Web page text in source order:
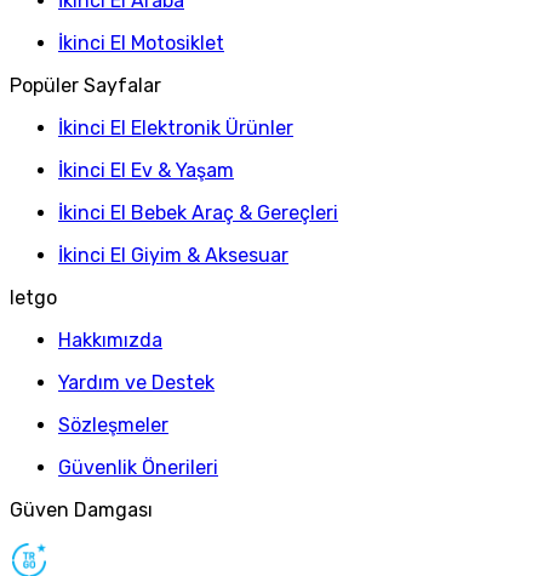
İkinci El Motosiklet
Popüler Sayfalar
İkinci El Elektronik Ürünler
İkinci El Ev & Yaşam
İkinci El Bebek Araç & Gereçleri
İkinci El Giyim & Aksesuar
letgo
Hakkımızda
Yardım ve Destek
Sözleşmeler
Güvenlik Önerileri
Güven Damgası